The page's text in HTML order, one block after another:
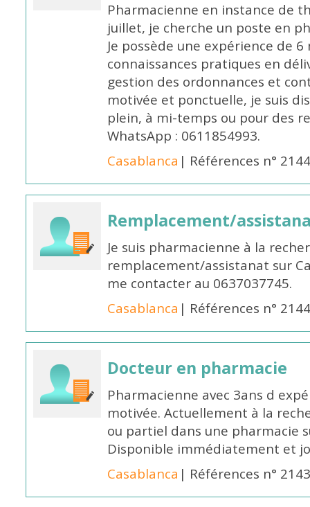
Pharmacienne en instance de
juillet, je cherche un poste en
Je possède une expérience de
connaissances pratiques en
gestion des ordonnances et
motivée et ponctuelle, je suis
plein, à mi-temps ou pour des
WhatsApp : 0611854993.
Casablanca | Références n°
Remplacement/
Je suis pharmacienne à la
remplacement/assistanat sur
me contacter au 0637037745.
Casablanca | Références n°
Docteur en pharmacie
Pharmacienne avec 3ans d
motivée. Actuellement à la
ou partiel dans une pharmacie
Disponible immédiatement et
Casablanca | Références n°